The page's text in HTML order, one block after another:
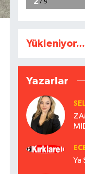
Yükleniyor...
Yazarlar
Ya